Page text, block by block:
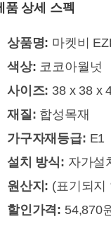
품 상세 스펙
상품명: 마켓비
색상: 코코아월넛
사이즈: 38 x 38 x
재질: 합성목재
가구자재등급: E1
설치 방식: 자가설
원산지: (표기되지
할인가격: 54,870